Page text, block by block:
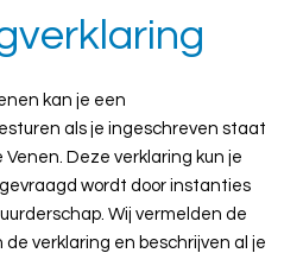
kan je een
als je ingeschreven staat
Deze verklaring kun je
wordt door instanties
Wij vermelden de
verklaring en beschrijven al je